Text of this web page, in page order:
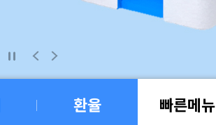
환율 빠른메뉴